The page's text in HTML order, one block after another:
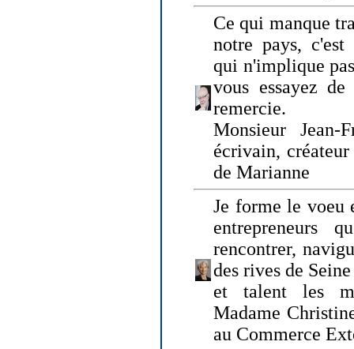
Ce qui manque
notre pays,
qui n'implique
vous essayez
remercie.
Monsieur Jean-
écrivain,
de Marianne
Je forme le voeu
entrepreneurs
rencontrer,
des rives de
et talent les
Madame
au Commerce